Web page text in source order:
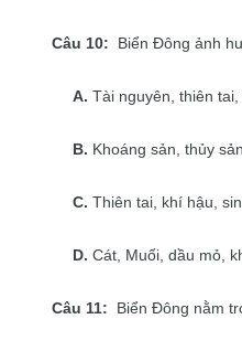
Câu 10: Biển Đông ảnh
A. Tài nguyên, thiên
B. Khoáng sản, thủy
C. Thiên tai, khí hậu,
D. Cát, Muối, dầu mỏ,
Câu 11: Biển Đông nằm